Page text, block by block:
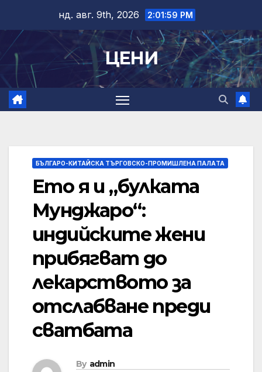
content
нд. авг. 9th, 2026 2:01:59 PM
ЦЕНИ
БЪЛГАРО-КИТАЙСКА ТЪРГОВСКО-ПРОМИШЛЕНА ПАЛAТА
Ето я и „булката
Мунджаро“:
индийските жени
прибягват до
лекарството за
отслабване преди
сватбата
By admin